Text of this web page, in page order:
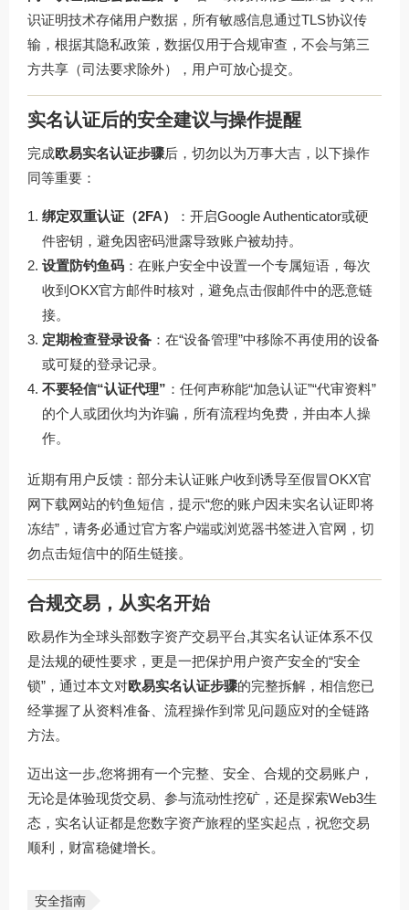
识证明技术存储用户数据，所有敏感信息通过TLS协议传
输，根据其隐私政策，数据仅用于合规审查，不会与第三
方共享（司法要求除外），用户可放心提交。
实名认证后的安全建议与操作提醒
完成欧易实名认证步骤后，切勿以为万事大吉，以下操作
同等重要：
绑定双重认证（2FA）
：开启Google Authenticator或硬
件密钥，避免因密码泄露导致账户被劫持。
设置防钓鱼码 ：在账户安全中设置一个专属短语，每次
收到OKX官方邮件时核对，避免点击假邮件中的恶意链
接。
定期检查登录设备 ：在“设备管理”中移除不再使用的设备
或可疑的登录记录。
不要轻信“认证代理” ：任何声称能“加急认证”“代审资料”
的个人或团伙均为诈骗，所有流程均免费，并由本人操
作。
近期有用户反馈：部分未认证账户收到诱导至假冒OKX官
网下载网站的钓鱼短信，提示“您的账户因未实名认证即将
冻结”，请务必通过官方客户端或浏览器书签进入官网，切
勿点击短信中的陌生链接。
合规交易，从实名开始
欧易作为全球头部数字资产交易平台,其实名认证体系不仅
是法规的硬性要求，更是一把保护用户资产安全的“安全
锁”，通过本文对欧易实名认证步骤的完整拆解，相信您已
经掌握了从资料准备、流程操作到常见问题应对的全链路
方法。
迈出这一步,您将拥有一个完整、安全、合规的交易账户，
无论是体验现货交易、参与流动性挖矿，还是探索Web3生
态，实名认证都是您数字资产旅程的坚实起点，祝您交易
顺利，财富稳健增长。
安全指南